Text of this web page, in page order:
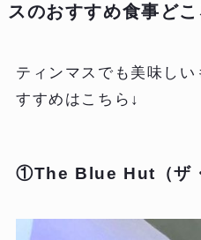
スのおすすめ食事どこ
ティンマスでも美味し
すすめはこちら↓
①The Blue Hut（ザ